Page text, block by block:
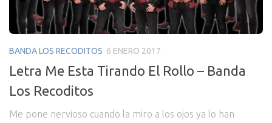
BANDA LOS RECODITOS 6 ENERO 2017
Letra Me Esta Tirando El Rollo – Banda
Los Recoditos
Me pone nervioso cuando la miro a los ojos ya lo han